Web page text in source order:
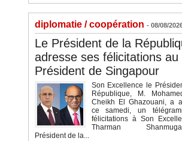
diplomatie / coopération - 08/08/
Le Président de la
adresse ses félicitations au
Président de Singapour
Son Excellence le
République, M.
Cheikh El Ghazouani, a
ce samedi, un
félicitations à Son
Tharman
Président de la...